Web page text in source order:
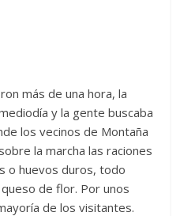
más de una hora, la
y la gente buscaba
los vecinos de Montaña
la marcha las raciones
o huevos duros, todo
de flor. Por unos
de los visitantes.